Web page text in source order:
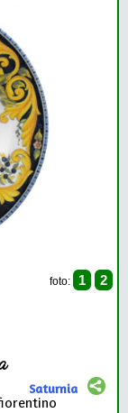
foto: 1 2
Saturnia